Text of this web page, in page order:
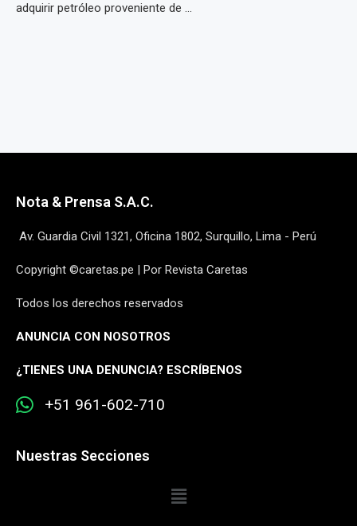
adquirir petróleo proveniente de ...
Nota & Prensa S.A.C.
Av. Guardia Civil 1321, Oficina 1802, Surquillo, Lima - Perú
Copyright ©caretas.pe | Por Revista Caretas
Todos los derechos reservados
ANUNCIA CON NOSOTROS
¿TIENES UNA DENUNCIA? ESCRÍBENOS
+51 961-602-710
Nuestras Secciones